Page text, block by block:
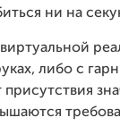
ни на
либо с